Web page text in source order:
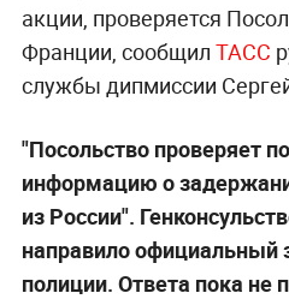
акции, проверяется
Франции, сообщил ТАСС
службы дипмиссии
"Посольство проверяет
информацию о
из России".
направило официальный
полиции. Ответа пока не